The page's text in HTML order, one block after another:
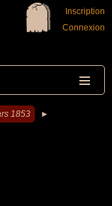
Inscription
Connexion
1853 ►